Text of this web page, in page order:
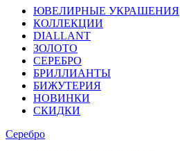
ЮВЕЛИРНЫЕ УКРАШЕНИЯ
КОЛЛЕКЦИИ
DIALLANT
ЗОЛОТО
СЕРЕБРО
БРИЛЛИАНТЫ
БИЖУТЕРИЯ
НОВИНКИ
СКИДКИ
Серебро